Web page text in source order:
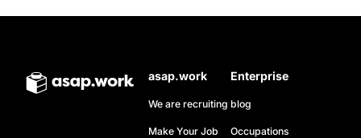
asap.work
We are recruiting
Make Your Job
Enterprise
blog
Occupations